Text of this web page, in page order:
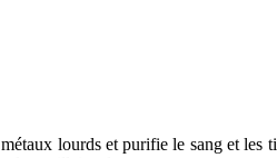
lourds et purifie le sang et